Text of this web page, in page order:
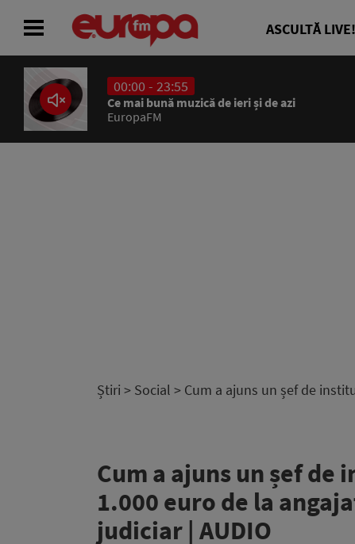
ASCULTĂ LIVE!
00:00 - 23:55
Ce mai bună muzică de ieri și de azi
EuropaFM
Știri > Social > Cum a ajuns un șef de
Cum a ajuns un șef de
1.000 euro de la
judiciar | AUDIO
ACASĂ
ȘTIRI